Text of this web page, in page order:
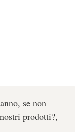
se non
prodotti?,